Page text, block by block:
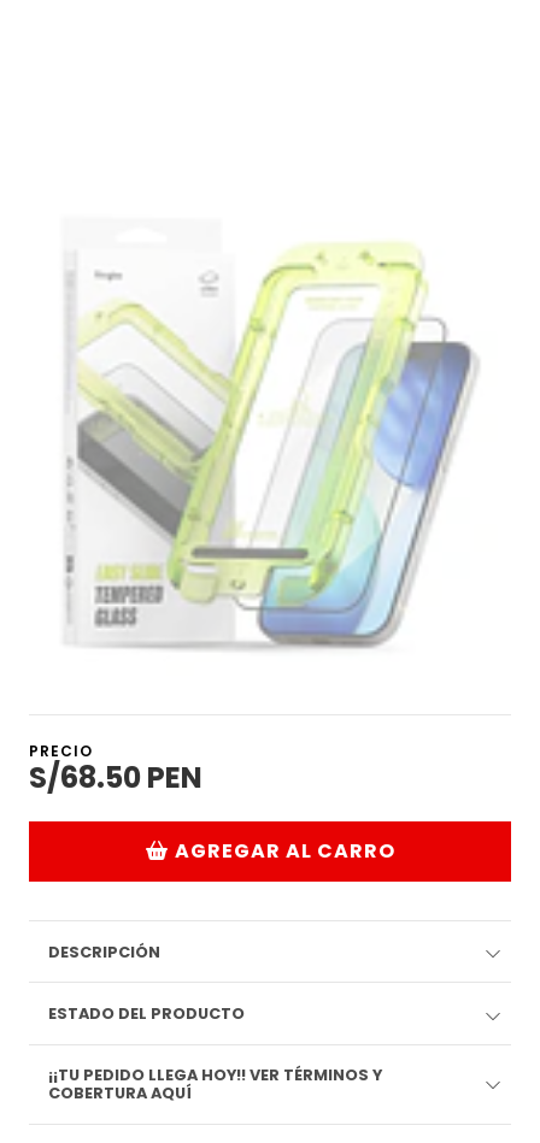
PRECIO
S/68.50 PEN
AGREGAR AL CARRO
DESCRIPCIÓN
ESTADO DEL PRODUCTO
¡¡TU PEDIDO LLEGA HOY!! VER TÉRMINOS Y
COBERTURA AQUÍ